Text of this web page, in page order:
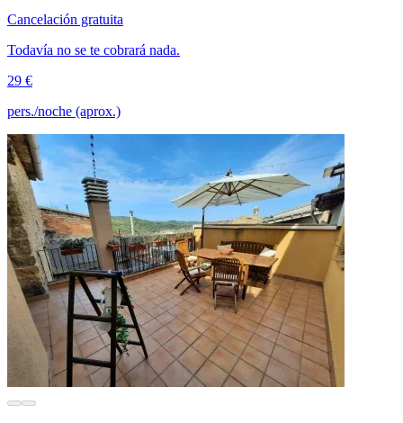
Cancelación gratuita
Todavía no se te cobrará nada.
29 €
pers./noche (aprox.)